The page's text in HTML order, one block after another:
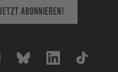
ABONNIEREN!